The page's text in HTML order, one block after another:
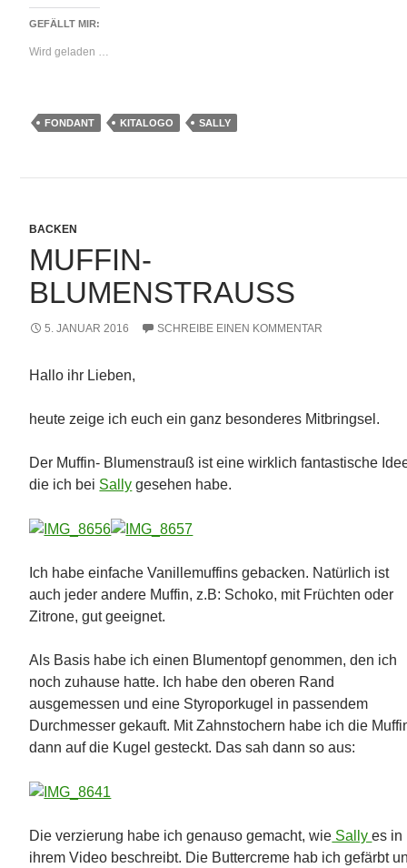
GEFÄLLT MIR:
Wird geladen …
FONDANT KITALOGO SALLY
BACKEN
MUFFIN-
BLUMENSTRAUSS
5. JANUAR 2016 SCHREIBE EINEN KOMMENTAR
Hallo ihr Lieben,
heute zeige ich euch ein ganz besonderes Mitbringsel.
Der Muffin- Blumenstrauß ist eine wirklich fantastische
die ich bei Sally gesehen habe.
Ich habe einfache Vanillemuffins gebacken. Natürlich ist
auch jeder andere Muffin, z.B: Schoko, mit Früchten oder
Zitrone, gut geeignet.
Als Basis habe ich einen Blumentopf genommen, den ich
noch zuhause hatte. Ich habe den oberen Rand
ausgemessen und eine Styroporkugel in passendem
Durchmesser gekauft. Mit Zahnstochern habe ich die
dann auf die Kugel gesteckt. Das sah dann so aus:
Die verzierung habe ich genauso gemacht, wie Sallyes in
ihrem Video beschreibt. Die Buttercreme hab ich gefärbt